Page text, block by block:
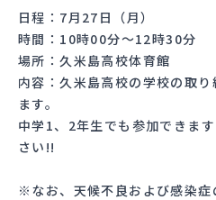
日程：7月27日（月）
時間：10時00分～12時30分
場所：久米島高校体育館
内容：久米島高校の学校の取
ます。
中学1、2年生でも参加できま
さい!!
※なお、天候不良および感染